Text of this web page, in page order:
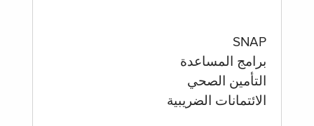
SNAP
برامج المساعدة
التأمين الصحي
الائتمانات الضريبية